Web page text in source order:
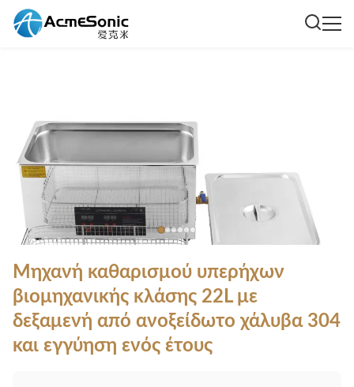
Μηχανή καθαρισμού υπερήχων
βιομηχανικής κλάσης 22L με
δεξαμενή από ανοξείδωτο χάλυβα 304
και εγγύηση ενός έτους